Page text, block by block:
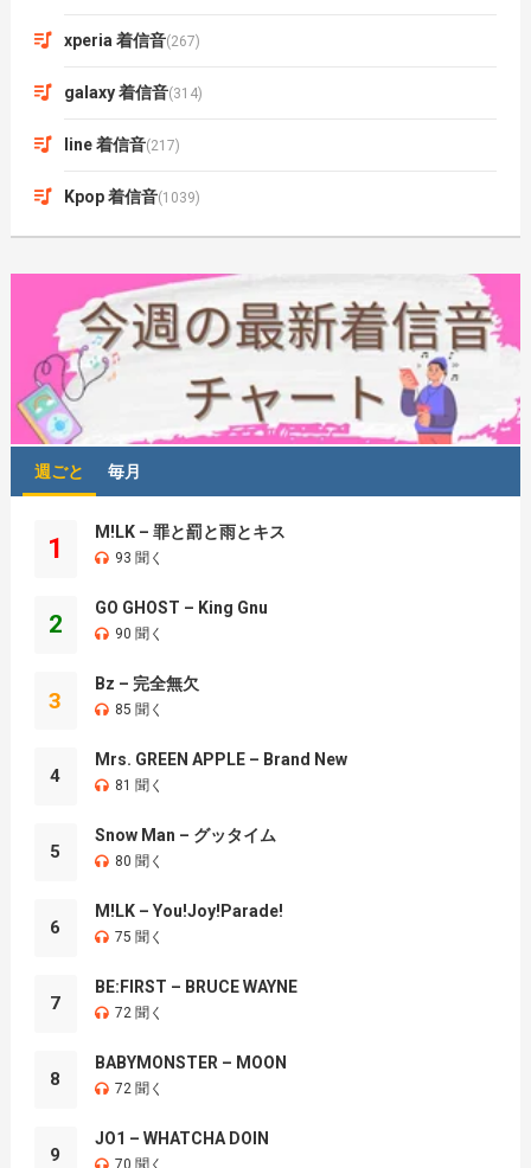
xperia 着信音(267)
galaxy 着信音(314)
line 着信音(217)
Kpop 着信音(1039)
週ごと 毎月
1
M!LK – 罪と罰と雨とキス
93 聞く
2
GO GHOST – King Gnu
90 聞く
3
Bz – 完全無欠
85 聞く
4
Mrs. GREEN APPLE – Brand New
81 聞く
5
Snow Man – グッタイム
80 聞く
6
M!LK – You!Joy!Parade!
75 聞く
7
BE:FIRST – BRUCE WAYNE
72 聞く
8
BABYMONSTER – MOON
72 聞く
9
JO1 – WHATCHA DOIN
70 聞く